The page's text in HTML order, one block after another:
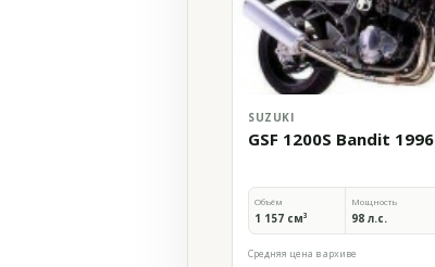
SUZUKI
GSF 1200S Bandit 1996
Объём
1 157 см³
Мощность
98 л.с.
Средняя цена в архиве